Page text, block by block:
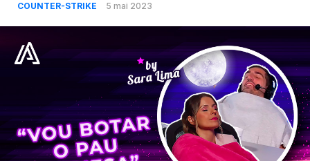
COUNTER-STRIKE 5 mai 2023